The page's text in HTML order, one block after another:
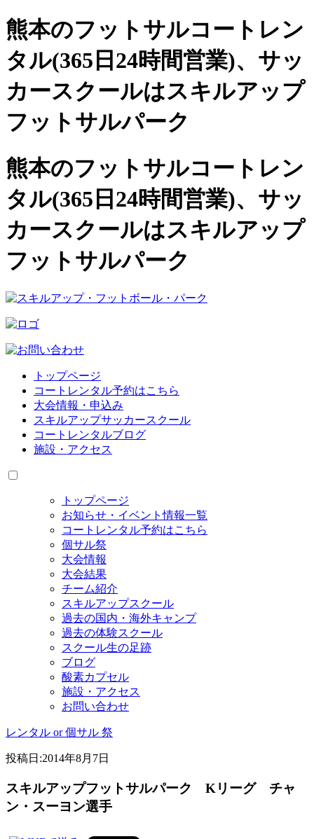
熊本のフットサルコートレン
タル(365日24時間営業)、 サッ
カースクールはスキルアップ
フットサルパーク
熊本のフットサルコートレン
タル(365日24時間営業)、サッ
カースクールはスキルアップ
フットサルパーク
トップページ
コートレンタル予約はこちら
大会情報・申込み
スキルアップサッカースクール
コートレンタルブログ
施設・アクセス
トップページ
お知らせ・イベント情報一覧
コートレンタル予約はこちら
個サル祭
大会情報
大会結果
チーム紹介
スキルアップスクール
過去の国内・海外キャンプ
過去の体験スクール
スクール生の足跡
ブログ
酸素カプセル
施設・アクセス
お問い合わせ
レンタル or 個サル 祭
投稿日:2014年8月7日
スキルアップフットサルパーク Kリーグ チャ
ン・スーヨン選手